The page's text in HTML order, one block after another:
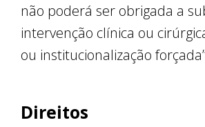
não poderá ser obrigada a
intervenção clínica ou
ou institucionalização
Direitos